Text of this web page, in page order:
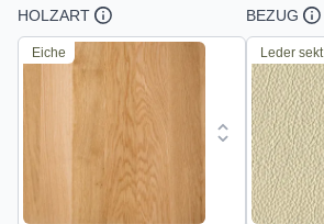
HOLZART
Eiche
BEZUG
Leder sekt